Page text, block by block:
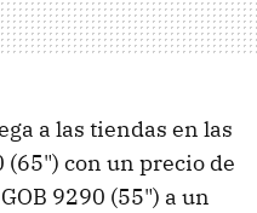
a las tiendas en las
(65") con un precio de
9290 (55") a un